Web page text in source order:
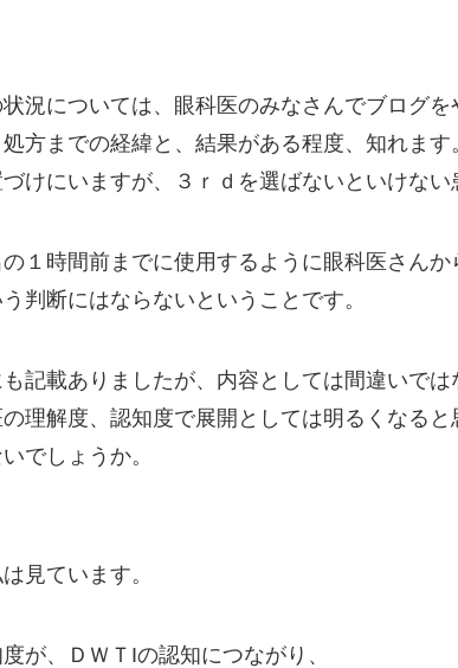
況については、眼科医のみなさんでブログを
方までの経緯と、結果がある程度、知れます
けにいますが、３ｒｄを選ばないといけない
１時間前までに使用するように眼科医さんか
判断にはならないということです。
記載ありましたが、内容としては間違いでは
理解度、認知度で展開としては明るくなると
でしょうか。
見ています。
が、ＤＷＴIの認知につながり、